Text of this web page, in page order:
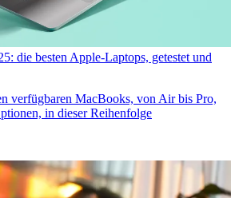
die besten Apple-Laptops, getestet und
verfügbaren MacBooks, von Air bis Pro,
in dieser Reihenfolge